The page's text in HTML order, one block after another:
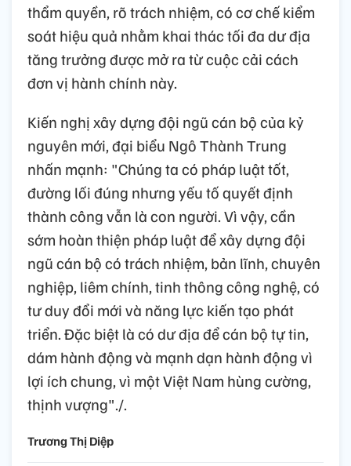
thẩm quyền, rõ trách nhiệm, có cơ chế kiểm
soát hiệu quả nhằm khai thác tối đa dư địa
tăng trưởng được mở ra từ cuộc cải cách
đơn vị hành chính này.
Kiến nghị xây dựng đội ngũ cán bộ của kỷ
nguyên mới, đại biểu Ngô Thành Trung
nhấn mạnh: "Chúng ta có pháp luật tốt,
đường lối đúng nhưng yếu tố quyết định
thành công vẫn là con người. Vì vậy, cần
sớm hoàn thiện pháp luật để xây dựng đội
ngũ cán bộ có trách nhiệm, bản lĩnh, chuyên
nghiệp, liêm chính, tinh thông công nghệ, có
tư duy đổi mới và năng lực kiến tạo phát
triển. Đặc biệt là có dư địa để cán bộ tự tin,
dám hành động và mạnh dạn hành động vì
lợi ích chung, vì một Việt Nam hùng cường,
thịnh vượng"./.
Trương Thị Diệp